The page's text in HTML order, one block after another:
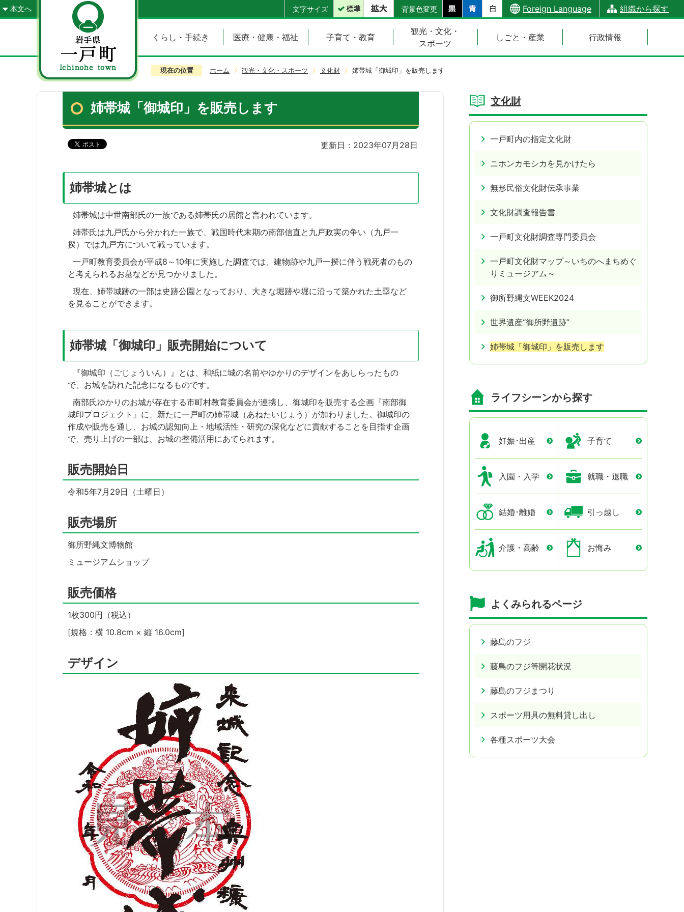
本文へ 文字サイズ 背景色変更 Foreign Language 組織から探す
くらし・手続き 医療・健康・福祉 子育て・教育
観光・文化・
スポーツ
しごと・産業 行政情報
現在の位置 ホーム 観光・文化・スポーツ 文化財 姉帯城「御城印」を販売します
姉帯城「御城印」を販売します
更新日：2023年07月28日
姉帯城とは
姉帯城は中世南部氏の一族である姉帯氏の居館と言われています。
姉帯氏は九戸氏から分かれた一族で、戦国時代末期の南部信直と九戸政実の争い（九戸一
揆）では九戸方について戦っています。
一戸町教育委員会が平成8～10年に実施した調査では、建物跡や九戸一揆に伴う戦死者のもの
と考えられるお墓などが見つかりました。
現在、姉帯城跡の一部は史跡公園となっており、大きな堀跡や堀に沿って築かれた土塁など
を見ることができます。
姉帯城「御城印」販売開始について
『御城印（ごじょういん）』とは、和紙に城の名前やゆかりのデザインをあしらったもの
で、お城を訪れた記念になるものです。
南部氏ゆかりのお城が存在する市町村教育委員会が連携し、御城印を販売する企画『南部御
城印プロジェクト』に、新たに一戸町の姉帯城（あねたいじょう）が加わりました。御城印の
作成や販売を通し、お城の認知向上・地域活性・研究の深化などに貢献することを目指す企画
で、売り上げの一部は、お城の整備活用にあてられます。
販売開始日
令和5年7月29日（土曜日）
販売場所
御所野縄文博物館
ミュージアムショップ
販売価格
1枚300円（税込）
[規格：横 10.8cm × 縦 16.0cm]
デザイン
文化財
一戸町内の指定文化財
ニホンカモシカを見かけたら
無形民俗文化財伝承事業
文化財調査報告書
一戸町文化財調査専門委員会
一戸町文化財マップ～いちのへまちめぐ
りミュージアム～
御所野縄文WEEK2024
世界遺産“御所野遺跡”
姉帯城「御城印」を販売します
ライフシーンから探す
妊娠･出産 子育て
入園・入学 就職・退職
結婚･離婚 引っ越し
介護・高齢 お悔み
よくみられるページ
藤島のフジ
藤島のフジ等開花状況
藤島のフジまつり
スポーツ用具の無料貸し出し
各種スポーツ大会